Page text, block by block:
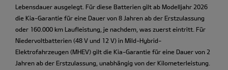
Lebensdauer ausgelegt. Für diese Batterien gilt ab Modelljahr 2026
die Kia-Garantie für eine Dauer von 8 Jahren ab der Erstzulassung
oder 160.000 km Laufleistung, je nachdem, was zuerst eintritt. Für
Niedervoltbatterien (48 V und 12 V) in Mild-Hybrid-
Elektrofahrzeugen (MHEV) gilt die Kia-Garantie für eine Dauer von 2
Jahren ab der Erstzulassung, unabhängig von der Kilometerleistung.